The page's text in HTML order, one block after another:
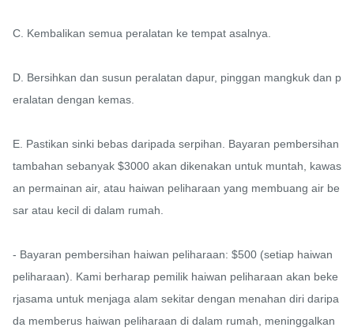
C. Kembalikan semua peralatan ke tempat asalnya.
D. Bersihkan dan susun peralatan dapur, pinggan mangkuk dan p
eralatan dengan kemas.
E. Pastikan sinki bebas daripada serpihan. Bayaran pembersihan
tambahan sebanyak $3000 akan dikenakan untuk muntah, kawas
an permainan air, atau haiwan peliharaan yang membuang air be
sar atau kecil di dalam rumah.
- Bayaran pembersihan haiwan peliharaan: $500 (setiap haiwan
peliharaan). Kami berharap pemilik haiwan peliharaan akan beke
rjasama untuk menjaga alam sekitar dengan menahan diri daripa
da memberus haiwan peliharaan di dalam rumah, meninggalkan